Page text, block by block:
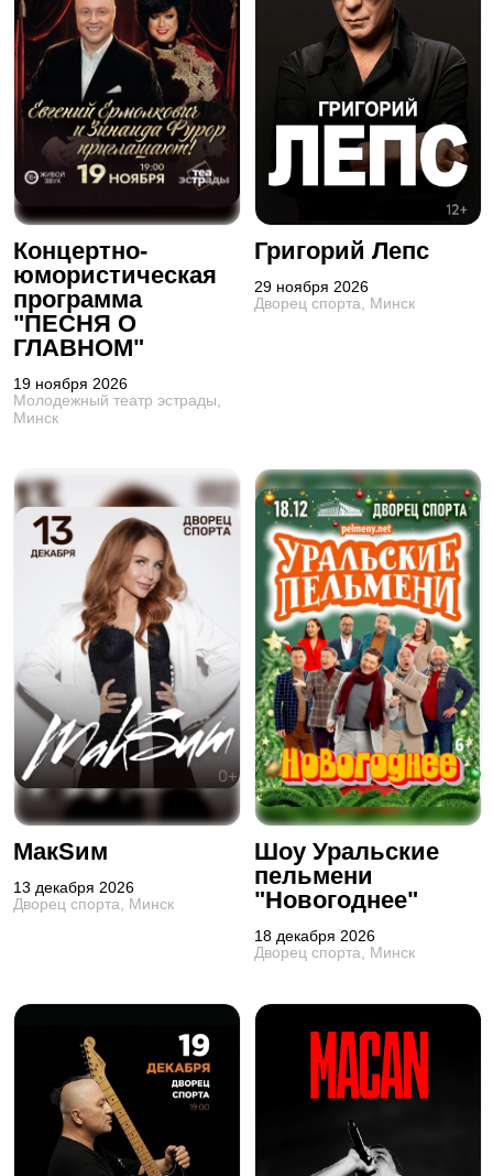
Концертно-
юмористическая
программа
"ПЕСНЯ О
ГЛАВНОМ"
19 ноября 2026
Молодежный театр эстрады,
Минск
Григорий Лепс
29 ноября 2026
Дворец спорта, Минск
МакSим
13 декабря 2026
Дворец спорта, Минск
Шоу Уральские
пельмени
"Новогоднее"
18 декабря 2026
Дворец спорта, Минск